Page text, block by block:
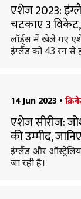
एशेज 2023:
चटकाए 3
लॉर्ड्स में खेले गए
इंग्लैंड को 43 रन से
14 Jun 2023 •
एशेज सीरीज:
की उम्मीद,
इंग्लैंड और
जा रही है।